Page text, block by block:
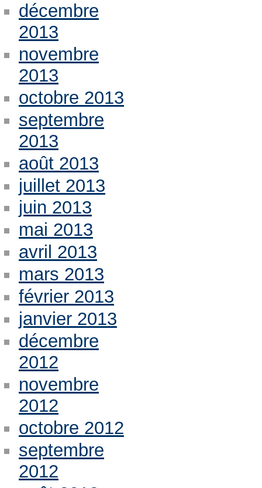
décembre
2013
novembre
2013
octobre 2013
septembre
2013
août 2013
juillet 2013
juin 2013
mai 2013
avril 2013
mars 2013
février 2013
janvier 2013
décembre
2012
novembre
2012
octobre 2012
septembre
2012